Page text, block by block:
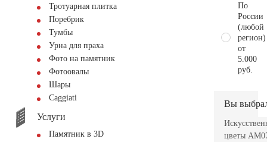
Тротуарная плитка
Поребрик
Тумбы
Урна для праха
Фото на памятник
Фотоовалы
Шары
Сaggiati
Услуги
Памятник в 3D
По
России
(любой
регион)
от
5.000
руб.
Вы
цветы